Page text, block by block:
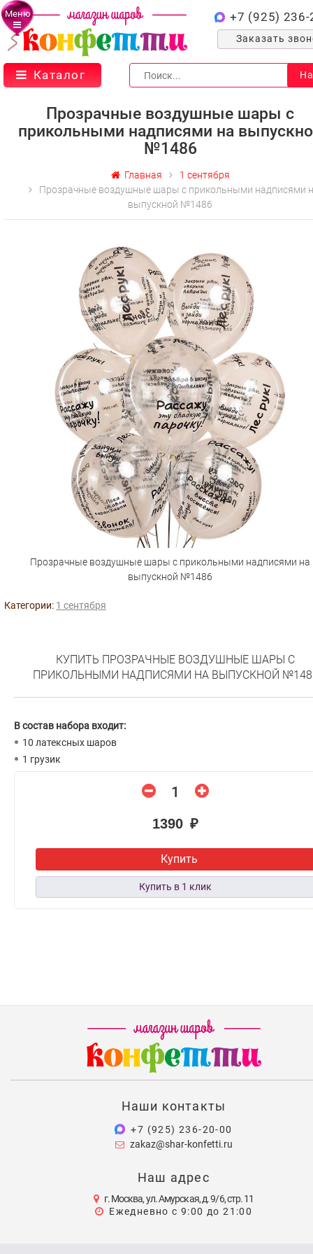
Меню +7 (925) 236-
Заказать
Каталог
Прозрачные воздушные шары с
прикольными надписями на
№1486
Главная
1 сентября
Прозрачные воздушные шары с прикольными надписями
выпускной №1486
Прозрачные воздушные шары с прикольными надписями на
выпускной №1486
Категории: 1 сентября
КУПИТЬ ПРОЗРАЧНЫЕ ВОЗДУШНЫЕ ШАРЫ С
ПРИКОЛЬНЫМИ НАДПИСЯМИ НА ВЫПУСКНОЙ
В состав набора входит:
10 латексных шаров
1 грузик
1390 ₽
Купить
Наши контакты
+7 (925) 236-20-00
zakaz@shar-konfetti.ru
Наш адрес
г. Москва, ул. Амурская, д. 9/6, стр. 11
Ежедневно с 9:00 до 21:00